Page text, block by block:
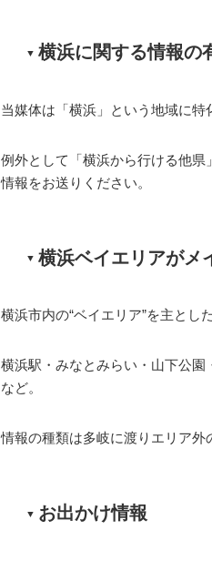
横浜に関する情報の
当媒体は「横浜」という地域に特
例外として「横浜から行ける他
情報をお送りください。
横浜ベイエリアがメ
横浜市内の“ベイエリア”を主とし
横浜駅・みなとみらい・山下公
など。
情報の種類は多岐に渡りエリア外
お出かけ情報